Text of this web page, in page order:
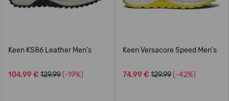
Keen KS86 Leather Men's
104,99 € 129.99 (-19%)
Keen Versacore Speed Men's
74,99 € 129.99 (-42%)